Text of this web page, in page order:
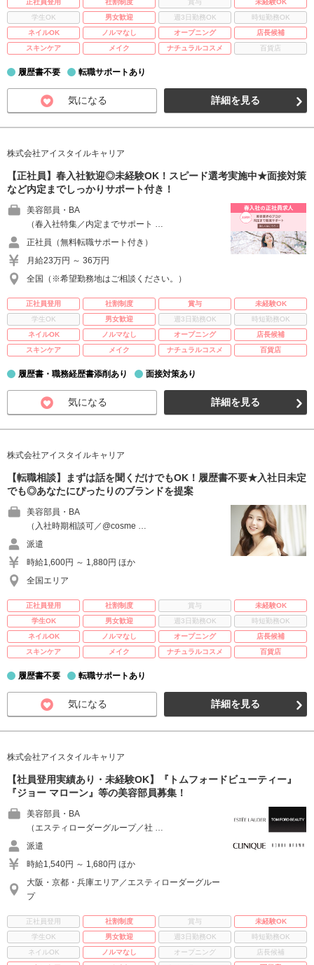
正社員登用 社割制度 賞与
未経験OK
学生OK
男女歓迎 週3日勤務OK
時短勤務OK
ネイルOK
ノルマなし オープニング
店長候補
スキンケア
メイク ナチュラルコスメ 百貨店
履歴書不要 転職サポートあり
気になる 詳細を見る
株式会社アイスタイルキャリア
【正社員】春入社歓迎◎未経験OK！スピード選考実施中★面接対策
など内定までしっかりサポート付き！
美容部員・BA
（春入社特集／内定までサポート …
正社員（無料転職サポート付き）
月給23万円 ～ 36万円
全国（※希望勤務地はご相談ください。）
正社員登用 社割制度 賞与
未経験OK
学生OK
男女歓迎 週3日勤務OK
時短勤務OK
ネイルOK
ノルマなし オープニング
店長候補
スキンケア
メイク ナチュラルコスメ 百貨店
履歴書・職務経歴書添削あり 面接対策あり
気になる 詳細を見る
株式会社アイスタイルキャリア
【転職相談】まずは話を聞くだけでもOK！履歴書不要★入社日未定
でも◎あなたにぴったりのブランドを提案
美容部員・BA
（入社時期相談可／@cosme …
派遣
時給1,600円 ～ 1,880円 ほか
全国エリア
正社員登用 社割制度 賞与
未経験OK
学生OK
男女歓迎 週3日勤務OK
時短勤務OK
ネイルOK
ノルマなし オープニング
店長候補
スキンケア
メイク ナチュラルコスメ 百貨店
履歴書不要 転職サポートあり
気になる 詳細を見る
株式会社アイスタイルキャリア
【社員登用実績あり・未経験OK】『トムフォードビューティー』
『ジョー マローン』等の美容部員募集！
美容部員・BA
（エスティローダーグループ／社 …
派遣
時給1,540円 ～ 1,680円 ほか
大阪・京都・兵庫エリア／エスティローダーグルー
プ
正社員登用 社割制度 賞与
未経験OK
学生OK
男女歓迎 週3日勤務OK
時短勤務OK
ネイルOK
ノルマなし オープニング
店長候補